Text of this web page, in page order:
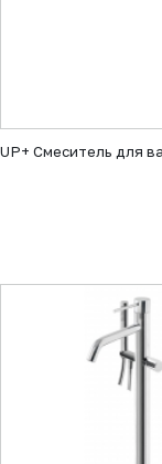
UP+ Смеситель для